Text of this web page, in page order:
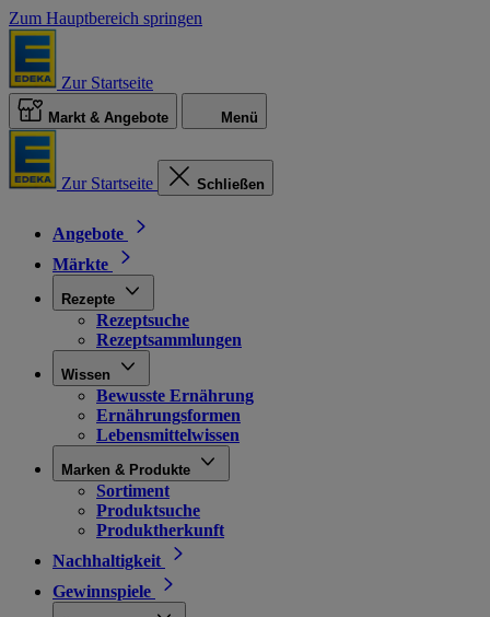
Zum Hauptbereich springen
Zur Startseite
Markt & Angebote Menü
Zur Startseite Schließen
Angebote
Märkte
Rezepte
Rezeptsuche
Rezeptsammlungen
Wissen
Bewusste Ernährung
Ernährungsformen
Lebensmittelwissen
Marken & Produkte
Sortiment
Produktsuche
Produktherkunft
Nachhaltigkeit
Gewinnspiele